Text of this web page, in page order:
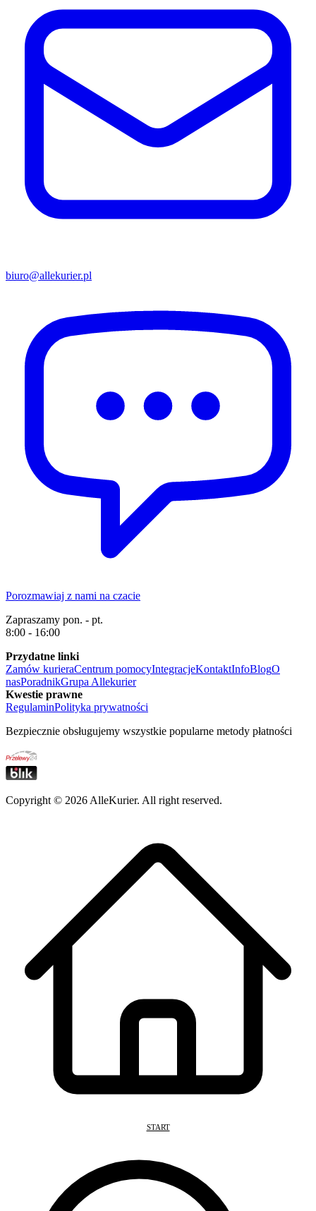
biuro@allekurier.pl
Porozmawiaj z nami na czacie
Zapraszamy pon. - pt.
8:00 - 16:00
Przydatne linki
Zamów kurieraCentrum pomocyIntegracjeKontaktInfoBlogO
nasPoradnikGrupa Allekurier
Kwestie prawne
RegulaminPolityka prywatności
Bezpiecznie obsługujemy wszystkie popularne metody płatności
Copyright © 2026 AlleKurier. All right reserved.
START